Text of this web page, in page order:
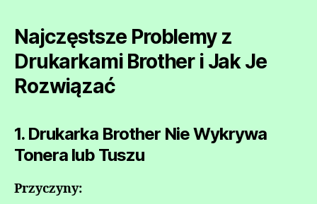
Najczęstsze Problemy z
Drukarkami Brother i Jak Je
Rozwiązać
1. Drukarka Brother Nie Wykrywa
Tonera lub Tuszu
Przyczyny: